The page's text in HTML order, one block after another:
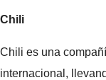
Chili
Chili es una
internacional,